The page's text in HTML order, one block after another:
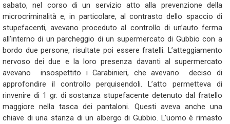
sabato, nel corso di un servizio atto alla prevenzione della
microcriminalità e, in particolare, al contrasto dello spaccio di
stupefacenti, avevano proceduto al controllo di un’auto ferma
all’interno di un parcheggio di un supermercato di Gubbio con a
bordo due persone, risultate poi essere fratelli. L’atteggiamento
nervoso dei due e la loro presenza davanti al supermercato
avevano insospettito i Carabinieri, che avevano deciso di
approfondire il controllo perquisendoli. L’atto permetteva di
rinvenire di 1 gr. di sostanza stupefacente detenuto dal fratello
maggiore nella tasca dei pantaloni. Questi aveva anche una
chiave di una stanza di un albergo di Gubbio. L’uomo è rimasto